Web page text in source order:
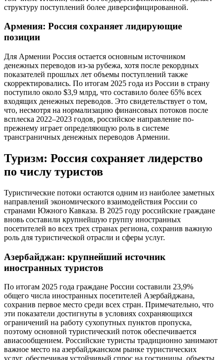
структуру поступлений более диверсифицированной.
Армения: Россия сохраняет лидирующие
позиции
Для Армении Россия остается основным источником
денежных переводов из-за рубежа, хотя после рекордных
показателей прошлых лет объемы поступлений также
скорректировались. По итогам 2025 года из России в страну
поступило около $3,9 млрд, что составило более 65% всех
входящих денежных переводов. Это свидетельствует о том,
что, несмотря на нормализацию финансовых потоков после
всплеска 2022–2023 годов, российское направление по-
прежнему играет определяющую роль в системе
трансграничных денежных переводов Армении.
Туризм: Россия сохраняет лидерство
по числу туристов
Туристические потоки остаются одним из наиболее заметных
направлений экономического взаимодействия России со
странами Южного Кавказа. В 2025 году российские граждане
вновь составили крупнейшую группу иностранных
посетителей во всех трех странах региона, сохранив важную
роль для туристической отрасли и сферы услуг.
Азербайджан: крупнейший источник
иностранных туристов
По итогам 2025 года граждане России составили 23,9%
общего числа иностранных посетителей Азербайджана,
сохранив первое место среди всех стран. Примечательно, что
эти показатели достигнуты в условиях сохраняющихся
ограничений на работу сухопутных пунктов пропуска,
поэтому основной туристический поток обеспечивается
авиасообщением. Российские туристы традиционно занимают
важное место на азербайджанском рынке туристических